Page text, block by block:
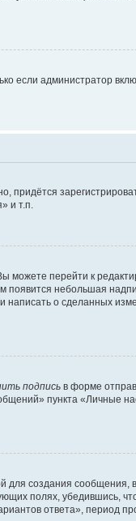
если администратор
и т.п.
можете перейти к
небольшая
о сделанных
подпись в форме
пункта «Личные
для создания сообщения,
полях, убедившись,
ответа», период